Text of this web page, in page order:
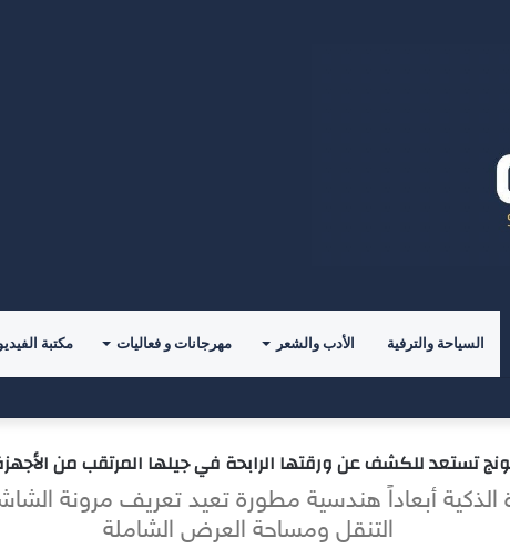
السياحة والترفية الأدب والشعر مهرجانات و فعاليات مكتبة
تحدياً جديداً مع ليغانيس
تستعد للكشف عن ورقتها الرابحة في جيلها المرتقب من
أبعاداً هندسية مطورة تعيد تعريف مرونة
التنقل ومساحة العرض الشاملة